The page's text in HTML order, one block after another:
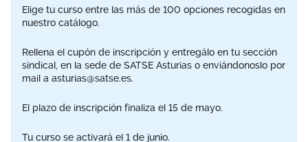
Elige tu curso entre las más de 100 opciones recogidas en
nuestro catálogo.
Rellena el cupón de inscripción y entregálo en tu sección
sindical, en la sede de SATSE Asturias o enviándonoslo por
mail a asturias@satse.es.
El plazo de inscripción finaliza el 15 de mayo.
Tu curso se activará el 1 de junio.